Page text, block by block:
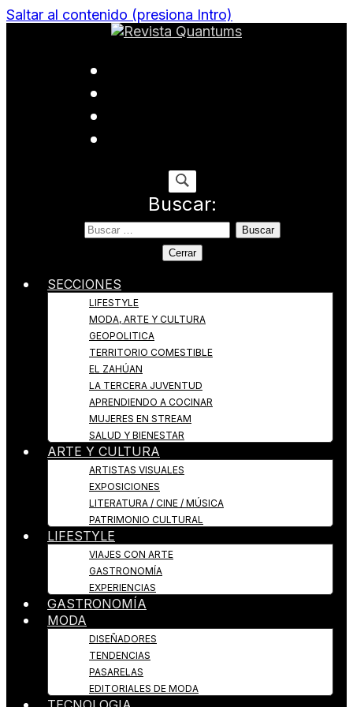
Saltar al contenido (presiona Intro)
Revista Quantums
Buscar:
Cerrar
SECCIONES
LIFESTYLE
MODA, ARTE Y CULTURA
GEOPOLITICA
TERRITORIO COMESTIBLE
EL ZAHÚAN
LA TERCERA JUVENTUD
APRENDIENDO A COCINAR
MUJERES EN STREAM
SALUD Y BIENESTAR
ARTE Y CULTURA
ARTISTAS VISUALES
EXPOSICIONES
LITERATURA / CINE / MÚSICA
PATRIMONIO CULTURAL
LIFESTYLE
VIAJES CON ARTE
GASTRONOMÍA
EXPERIENCIAS
GASTRONOMÍA
MODA
DISEÑADORES
TENDENCIAS
PASARELAS
EDITORIALES DE MODA